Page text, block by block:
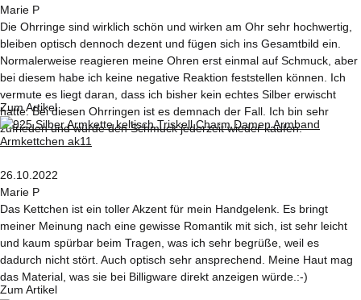
Marie P
Die Ohrringe sind wirklich schön und wirken am Ohr sehr hochwertig,
bleiben optisch dennoch dezent und fügen sich ins Gesamtbild ein.
Normalerweise reagieren meine Ohren erst einmal auf Schmuck, aber
bei diesem habe ich keine negative Reaktion feststellen können. Ich
vermute es liegt daran, dass ich bisher kein echtes Silber erwischt
hatte. Bei diesen Ohrringen ist es demnach der Fall. Ich bin sehr
zufrieden und würde den Schmuck jederzeit wieder kaufen.
Zum Artikel
26.10.2022
Marie P
Das Kettchen ist ein toller Akzent für mein Handgelenk. Es bringt
meiner Meinung nach eine gewisse Romantik mit sich, ist sehr leicht
und kaum spürbar beim Tragen, was ich sehr begrüße, weil es
dadurch nicht stört. Auch optisch sehr ansprechend. Meine Haut mag
das Material, was sie bei Billigware direkt anzeigen würde.:-)
Zum Artikel